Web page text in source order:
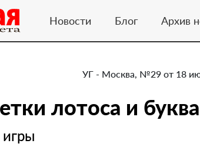
Новости Блог Архив
УГ - Москва, №29 от 18
лотоса и